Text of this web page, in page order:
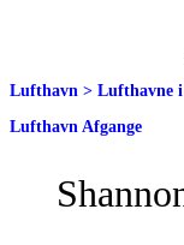
Lufthavn > Lufthavne
Lufthavn Afgange